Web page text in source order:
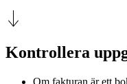
Kontrollera
Om fakturan är ett